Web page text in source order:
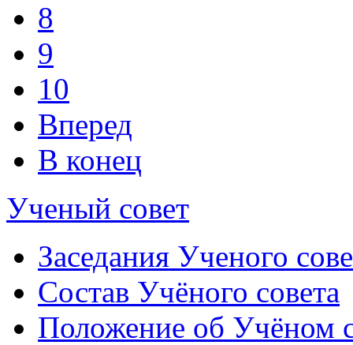
8
9
10
Вперед
В конец
Ученый совет
Заседания Ученого
Состав Учёного совета
Положение об Учёном